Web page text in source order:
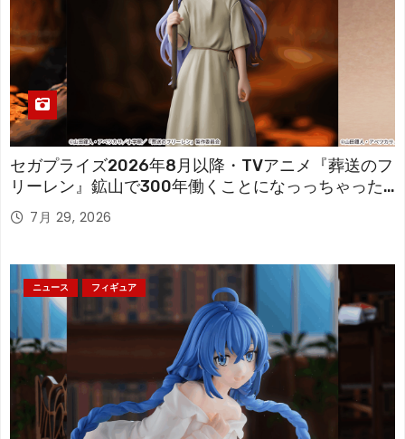
セガプライズ2026年8月以降・TVアニメ『葬送のフ
リーレン』鉱山で300年働くことになっっちゃった
「フリーレン」を立体化！
7月 29, 2026
ニュース フィギュア